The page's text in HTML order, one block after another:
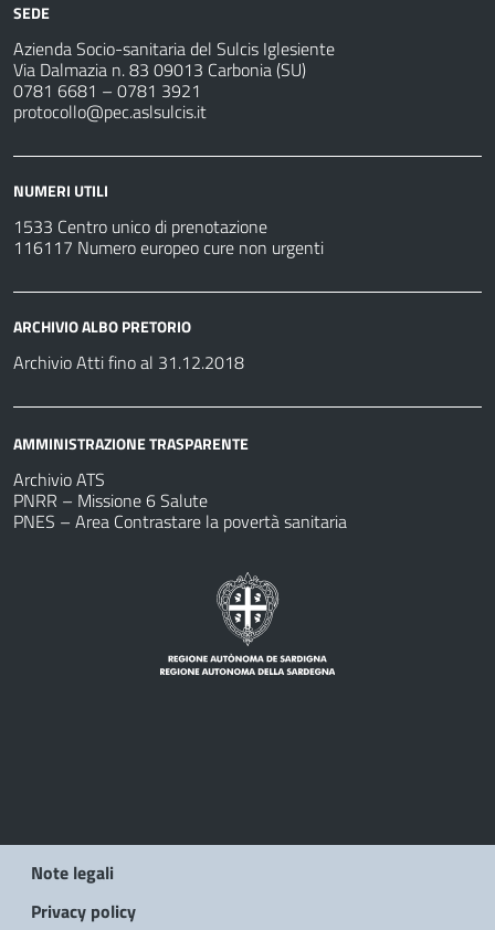
SEDE
Azienda Socio-sanitaria del Sulcis Iglesiente
Via Dalmazia n. 83 09013 Carbonia (SU)
0781 6681 – 0781 3921
protocollo@pec.aslsulcis.it
NUMERI UTILI
1533 Centro unico di prenotazione
116117 Numero europeo cure non urgenti
ARCHIVIO ALBO PRETORIO
Archivio Atti fino al 31.12.2018
AMMINISTRAZIONE TRASPARENTE
Archivio ATS
PNRR – Missione 6 Salute
PNES – Area Contrastare la povertà sanitaria
Note legali
Privacy policy